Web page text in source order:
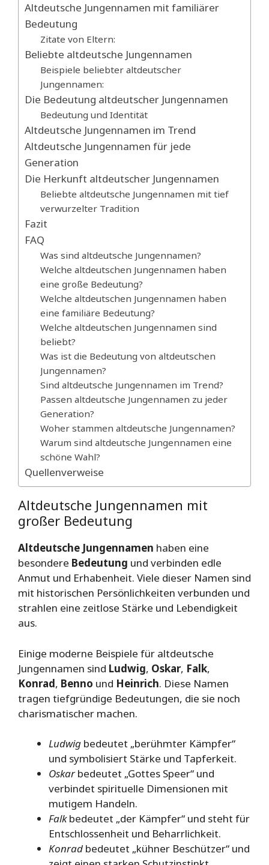
Altdeutsche Jungennamen mit familiärer
Bedeutung
Zitate von Eltern:
Beliebte altdeutsche Jungennamen
Beispiele beliebter altdeutscher
Jungennamen:
Die Bedeutung altdeutscher Jungennamen
Bedeutung und Identität
Altdeutsche Jungennamen im Trend
Altdeutsche Jungennamen für jede
Generation
Die Herkunft altdeutscher Jungennamen
Beliebte altdeutsche Jungennamen mit tief
verwurzelter Tradition
Fazit
FAQ
Was sind altdeutsche Jungennamen?
Welche altdeutschen Jungennamen haben
eine große Bedeutung?
Welche altdeutschen Jungennamen haben
eine familiäre Bedeutung?
Welche altdeutschen Jungennamen sind
beliebt?
Was ist die Bedeutung von altdeutschen
Jungennamen?
Sind altdeutsche Jungennamen im Trend?
Passen altdeutsche Jungennamen zu jeder
Generation?
Woher stammen altdeutsche Jungennamen?
Warum sind altdeutsche Jungennamen eine
schöne Wahl?
Quellenverweise
Altdeutsche Jungennamen mit
großer Bedeutung
Altdeutsche Jungennamen haben eine
besondere Bedeutung und verbinden edle
Anmut und Erhabenheit. Viele dieser Namen sind
mit historischen Persönlichkeiten verbunden und
strahlen eine zeitlose Stärke und Lebendigkeit
aus.
Einige moderne Beispiele für altdeutsche
Jungennamen sind Ludwig, Oskar, Falk,
Konrad, Benno und Heinrich. Diese Namen
tragen tiefgründige Bedeutungen, die sie noch
charismatischer machen.
Ludwig bedeutet „berühmter Kämpfer“
und symbolisiert Stärke und Tapferkeit.
Oskarbedeutet „Gottes Speer“ und
verbindet spirituelle Dimensionen mit
mutigem Handeln.
Falkbedeutet „der Kämpfer“ und steht für
Entschlossenheit und Beharrlichkeit.
Konrad bedeutet „kühner Beschützer“ und